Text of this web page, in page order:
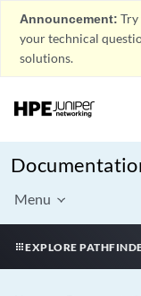
Announcement: Try
your technical
solutions.
Menu
EXPLORE